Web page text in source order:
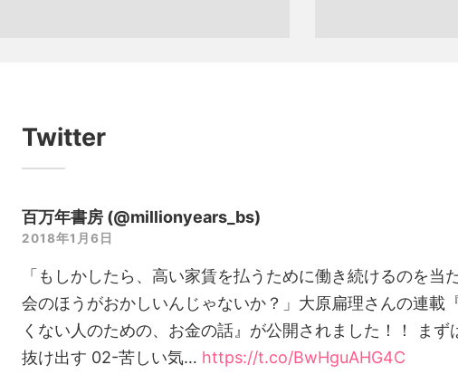
Twitter
百万年書房 (@millionyears_bs)
2018年1月6日
「もしかしたら、高い家賃を払うために働き続けるのを当
会のほうがおかしいんじゃないか？」大原扁理さんの連載
くない人のための、お金の話』が公開されました！！ まず
抜け出す 02-苦しい気… https://t.co/BwHguAHG4C